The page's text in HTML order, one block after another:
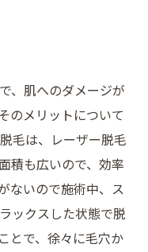
、肌へのダメージが
のメリットについて
毛は、レーザー脱毛
積も広いので、効率
ないので施術中、ス
ックスした状態で脱
とで、徐々に毛穴か